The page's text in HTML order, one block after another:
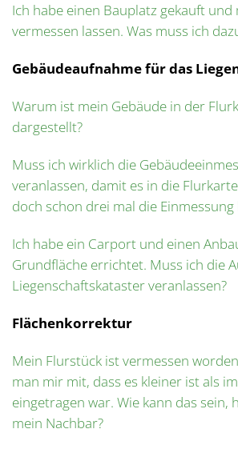
Ich habe einen Bauplatz gekauft und
vermessen lassen. Was muss ich
Gebäudeaufnahmefür das
Warum ist mein Gebäude in der
dargestellt?
Muss ich wirklich die
veranlassen, damit es in die
doch schon drei mal die Einmessung
Ich habe ein Carport und einen
Grundfläche errichtet. Muss ich die
Liegenschaftskataster veranlassen?
Flächenkorrektur
Mein Flurstück ist vermessen
man mir mit, dass es kleiner ist als
eingetragen war. Wie kann das sein,
mein Nachbar?